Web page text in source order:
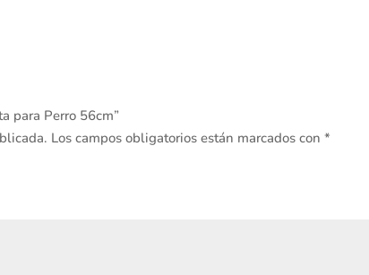
para Perro 56cm”
Los campos obligatorios están marcados con *